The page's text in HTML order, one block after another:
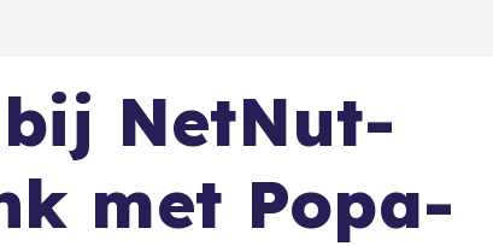
NetNut-
met Popa-